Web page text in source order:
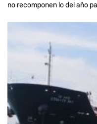
no recomponen lo del año